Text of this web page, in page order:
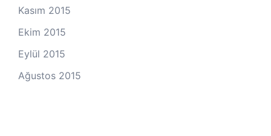
Kasım 2015
Ekim 2015
Eylül 2015
Ağustos 2015